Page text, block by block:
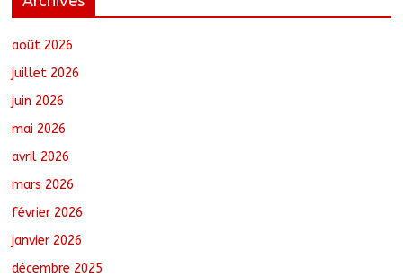
de FCFA pour former 100 jeunes
août 2026
juillet 2026
juin 2026
mai 2026
avril 2026
mars 2026
février 2026
janvier 2026
décembre 2025